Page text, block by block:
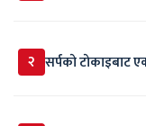
२ सर्पकाे टाेकाइबाट